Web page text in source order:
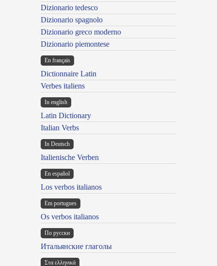
Dizionario tedesco
Dizionario spagnolo
Dizionario greco moderno
Dizionario piemontese
En français
Dictionnaire Latin
Verbes italiens
In english
Latin Dictionary
Italian Verbs
In Deutsch
Italienische Verben
En español
Los verbos italianos
Em portugues
Os verbos italianos
По русски
Итальянские глаголы
Στα ελληνικά